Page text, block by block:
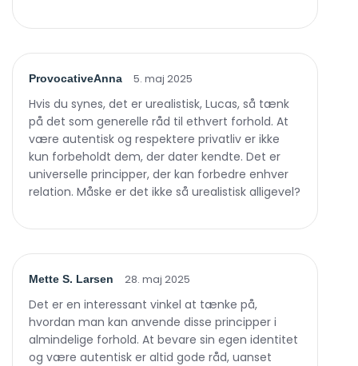
ProvocativeAnna 5. maj 2025
Hvis du synes, det er urealistisk, Lucas, så tænk
på det som generelle råd til ethvert forhold. At
være autentisk og respektere privatliv er ikke
kun forbeholdt dem, der dater kendte. Det er
universelle principper, der kan forbedre enhver
relation. Måske er det ikke så urealistisk alligevel?
Mette S. Larsen 28. maj 2025
Det er en interessant vinkel at tænke på,
hvordan man kan anvende disse principper i
almindelige forhold. At bevare sin egen identitet
og være autentisk er altid gode råd, uanset